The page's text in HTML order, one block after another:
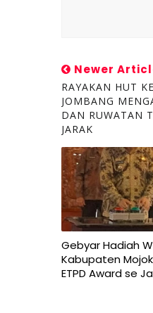
Newer
RAYAKAN HUT
JOMBANG
DAN RUWATAN
JARAK
Gebyar Hadiah
Kabupaten
ETPD Award se